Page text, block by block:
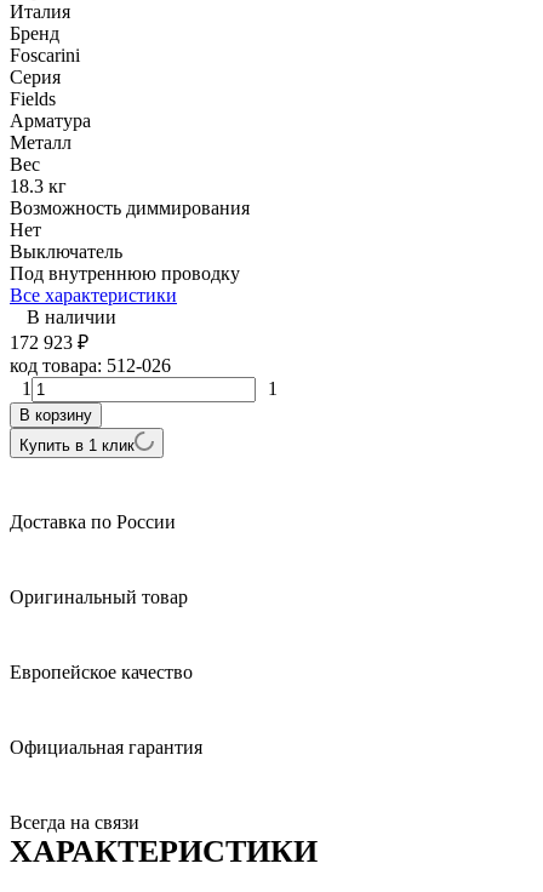
Италия
Бренд
Foscarini
Серия
Fields
Арматура
Металл
Вес
18.3 кг
Возможность диммирования
Нет
Выключатель
Под внутреннюю проводку
Все характеристики
В наличии
172 923 ₽
код товара: 512-026
1
1
В корзину
Купить в 1 клик
Доставка по России
Оригинальный товар
Европейское качество
Официальная гарантия
Всегда на связи
ХАРАКТЕРИСТИКИ